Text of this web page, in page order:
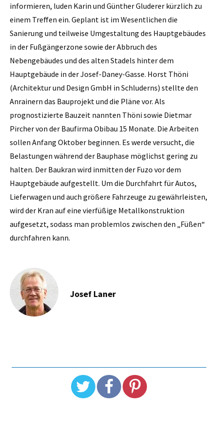
informieren, luden Karin und Günther Gluderer kürzlich zu
einem Treffen ein. Geplant ist im Wesentlichen die
Sanierung und teilweise Umgestaltung des Hauptgebäudes
in der Fußgängerzone sowie der Abbruch des
Nebengebäudes und des alten Stadels hinter dem
Hauptgebäude in der Josef-Daney-Gasse. Horst Thöni
(Architektur und Design GmbH in Schluderns) stellte den
Anrainern das Bauprojekt und die Pläne vor. Als
prognostizierte Bauzeit nannten Thöni sowie Dietmar
Pircher von der Baufirma Obibau 15 Monate. Die Arbeiten
sollen Anfang Oktober beginnen. Es werde versucht, die
Belastungen während der Bauphase möglichst gering zu
halten. Der Baukran wird inmitten der Fuzo vor dem
Hauptgebäude aufgestellt. Um die Durchfahrt für Autos,
Lieferwagen und auch größere Fahrzeuge zu gewährleisten,
wird der Kran auf eine vierfüßige Metallkonstruktion
aufgesetzt, sodass man problemlos zwischen den „Füßen“
durchfahren kann.
Josef Laner